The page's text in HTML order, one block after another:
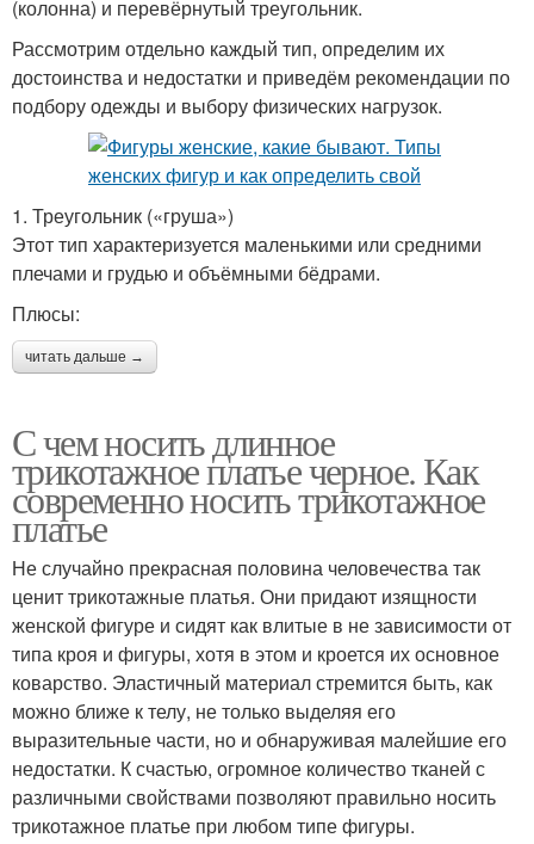
(колонна) и перевёрнутый треугольник.
Рассмотрим отдельно каждый тип, определим их
достоинства и недостатки и приведём рекомендации по
подбору одежды и выбору физических нагрузок.
1. Треугольник («груша»)
Этот тип характеризуется маленькими или средними
плечами и грудью и объёмными бёдрами.
Плюсы:
читать дальше →
С чем носить длинное
трикотажное платье черное. Как
современно носить трикотажное
платье
Не случайно прекрасная половина человечества так
ценит трикотажные платья. Они придают изящности
женской фигуре и сидят как влитые в не зависимости от
типа кроя и фигуры, хотя в этом и кроется их основное
коварство. Эластичный материал стремится быть, как
можно ближе к телу, не только выделяя его
выразительные части, но и обнаруживая малейшие его
недостатки. К счастью, огромное количество тканей с
различными свойствами позволяют правильно носить
трикотажное платье при любом типе фигуры.